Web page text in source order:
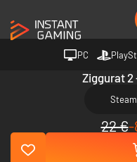
PC
Ziggurat 2
Steam
22 €-